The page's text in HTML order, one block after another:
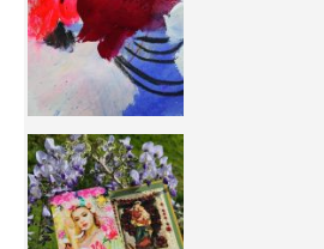
50/50 OR 100/100 ? The day after Ascension, w